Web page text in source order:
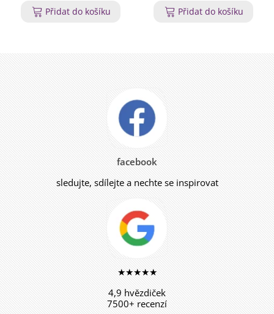
Přidat do košíku
Přidat do košíku
facebook
sledujte, sdílejte a nechte se inspirovat
★★★★★
4,9 hvězdiček
7500+ recenzí